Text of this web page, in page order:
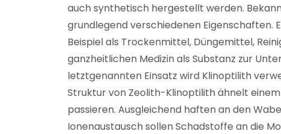
auch synthetisch hergestellt werden.
grundlegend verschiedenen Eigenschaften.
Beispiel als Trockenmittel, Düngemittel,
ganzheitlichen Medizin als Substanz zur
letztgenannten Einsatz wird Klinoptilith
Struktur von Zeolith-Klinoptilith ähnelt
passieren. Ausgleichend haften an den
Ionenaustausch sollen Schadstoffe an die